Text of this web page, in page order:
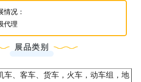
情况：
代理
展品类别
车、客车、货车，火车，动车组，地